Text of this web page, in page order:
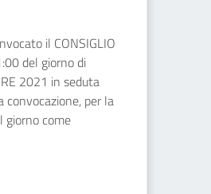
il CONSIGLIO
del giorno di
2021 in seduta
convocazione, per la
giorno come